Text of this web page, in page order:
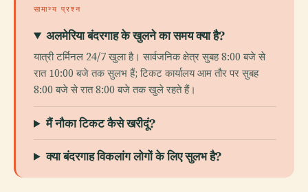
सामान्य प्रश्न
अलमेरिया बंदरगाह के खुलने का समय क्या है?
यात्री टर्मिनल 24/7 खुला है। सार्वजनिक क्षेत्र सुबह 8:00 बजे से
रात 10:00 बजे तक सुलभ हैं; टिकट कार्यालय आम तौर पर सुबह
8:00 बजे से रात 8:00 बजे तक खुले रहते हैं।
मैं नौका टिकट कैसे खरीदूं?
क्या बंदरगाह विकलांग लोगों के लिए सुलभ है?